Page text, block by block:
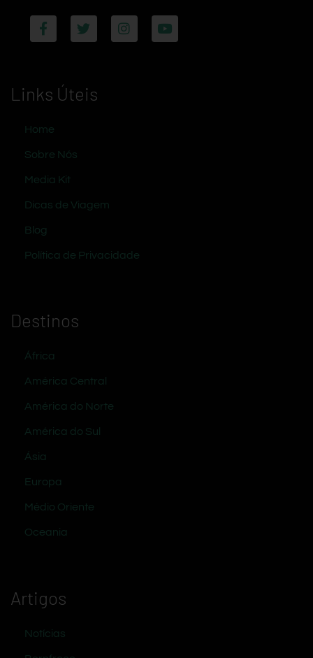
Links Úteis
Home
Sobre Nós
Media Kit
Dicas de Viagem
Blog
Política de Privacidade
Destinos
África
América Central
América do Norte
América do Sul
Ásia
Europa
Médio Oriente
Oceania
Artigos
Notícias